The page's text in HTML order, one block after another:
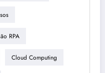
RPA
Cloud Computing